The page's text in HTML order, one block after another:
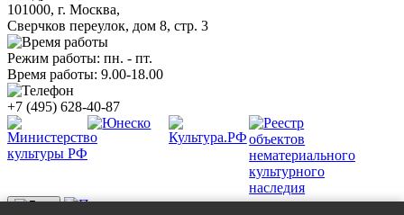
101000, г. Москва,
Сверчков переулок, дом 8, стр. 3
Режим работы: пн. - пт.
Время работы: 9.00-18.00
+7 (495) 628-40-87